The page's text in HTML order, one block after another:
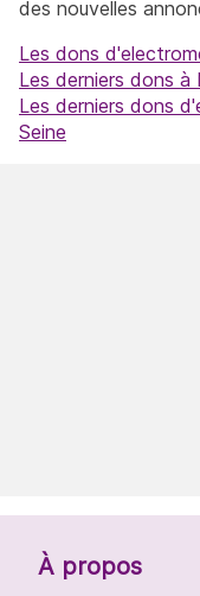
des nouvelles
Les dons
Les derniers dons à
Les derniers dons
Seine
À propos